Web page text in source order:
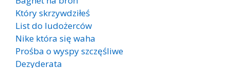
Który skrzywdziłeś
List do ludożerców
Nike która się waha
Prośba o wyspy szczęśliwe
Dezyderata